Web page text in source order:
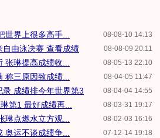
08-08-10 14:13
界上很多高手...
08-08-09 20:11
由泳决赛 查看成绩
08-05-13 22:10
琳提高成绩收...
08-04-05 11:47
三原因致成绩...
08-04-04 14:55
成绩排今年世界第3
08-03-31 19:17
第1 最好成绩再...
08-02-03 16:16
点燃水立方观...
07-12-14 19:18
运不谈成绩争...